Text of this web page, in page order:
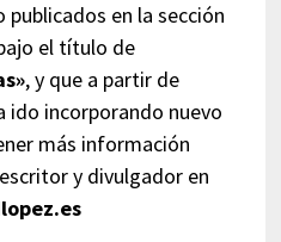
en la sección
el título de
, y que a partir de
ido incorporando nuevo
más información
y divulgador en